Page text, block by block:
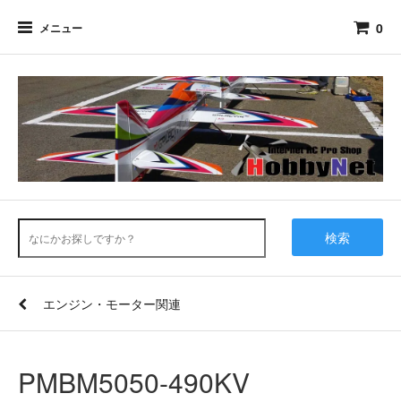
メニュー 0
検索
エンジン・モーター関連
PMBM5050-490KV